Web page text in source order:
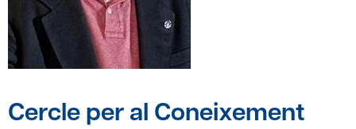
Cercle per al Coneixement